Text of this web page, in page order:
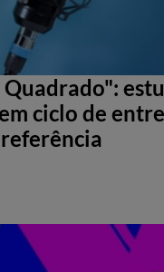
ciclo de